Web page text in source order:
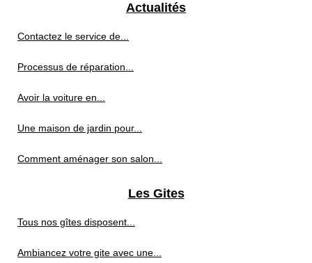
Actualités
Contactez le service de...
Processus de réparation...
Avoir la voiture en...
Une maison de jardin pour...
Comment aménager son salon...
Les Gites
Tous nos gîtes disposent...
Ambiancez votre gite avec une...